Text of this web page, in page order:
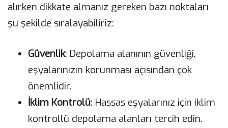
alırken dikkate almanız gereken bazı noktaları
şu şekilde sıralayabiliriz:
Güvenlik: Depolama alanının güvenliği,
eşyalarınızın korunması açısından çok
önemlidir.
İklim Kontrolü: Hassas eşyalarınız için iklim
kontrollü depolama alanları tercih edin.